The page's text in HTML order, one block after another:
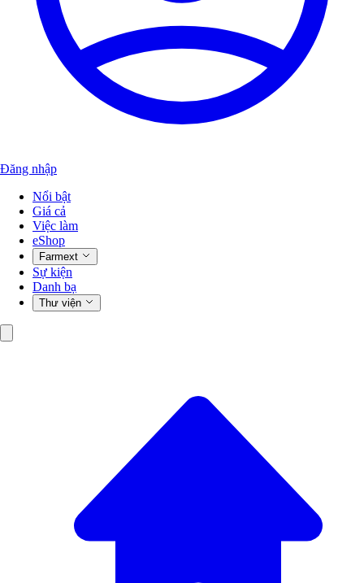
Đăng nhập
Nổi bật
Giá cả
Việc làm
eShop
Farmext
Sự kiện
Danh bạ
Thư viện